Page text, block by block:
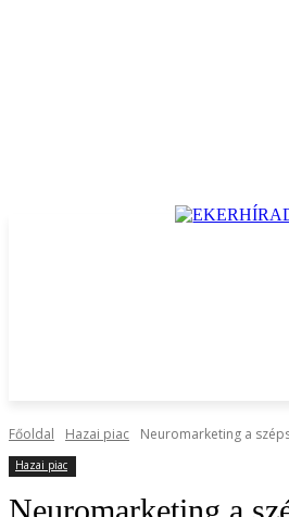
Főoldal Hazai piac Neuromarketing a
Hazai piac